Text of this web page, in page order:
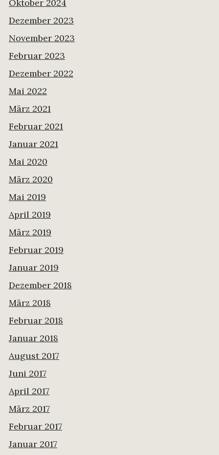
Oktober 2024
Dezember 2023
November 2023
Februar 2023
Dezember 2022
Mai 2022
März 2021
Februar 2021
Januar 2021
Mai 2020
März 2020
Mai 2019
April 2019
März 2019
Februar 2019
Januar 2019
Dezember 2018
März 2018
Februar 2018
Januar 2018
August 2017
Juni 2017
April 2017
März 2017
Februar 2017
Januar 2017